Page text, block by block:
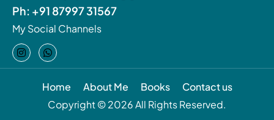
Ph: +91 87997 31567
My Social Channels
Home About Me Books
Contact us
Copyright © 2026 All Rights Reserved.